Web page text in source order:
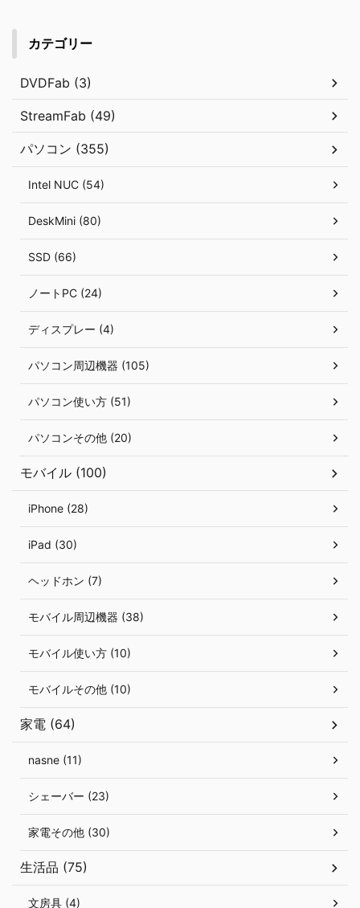
カテゴリー
DVDFab (3)
StreamFab (49)
パソコン (355)
Intel NUC (54)
DeskMini (80)
SSD (66)
ノートPC (24)
ディスプレー (4)
パソコン周辺機器 (105)
パソコン使い方 (51)
パソコンその他 (20)
モバイル (100)
iPhone (28)
iPad (30)
ヘッドホン (7)
モバイル周辺機器 (38)
モバイル使い方 (10)
モバイルその他 (10)
家電 (64)
nasne (11)
シェーバー (23)
家電その他 (30)
生活品 (75)
文房具 (4)